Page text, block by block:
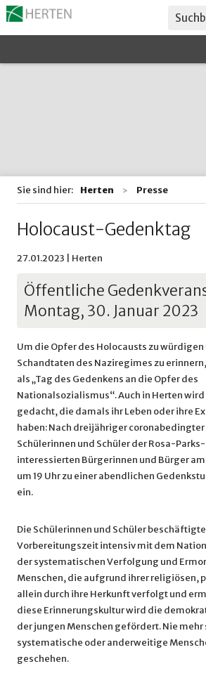
Sie sind hier: Herten Presse
Holocaust-Gedenktag
27.01.2023 | Herten
Öffentliche
Montag, 30. Januar 2023
Um die Opfer des Holocausts zu würdigen
Schandtaten des Naziregimes zu
als „Tag des Gedenkens an die Opfer des
Nationalsozialismus“. Auch in Herten
gedacht, die damals ihr Leben oder ihre
haben: Nach dreijähriger coronabedingter
Schülerinnen und Schüler der Rosa-
interessierten Bürgerinnen und Bürger
um 19 Uhr zu einer abendlichen
ein.
Die Schülerinnen und Schüler
Vorbereitungszeit intensiv mit dem
der systematischen Verfolgung und
Menschen, die aufgrund ihrer religiösen,
allein durch ihre Herkunft verfolgt und
diese Erinnerungskultur wird die
der jungen Menschen gefördert. Nie mehr
systematische oder anderweitige
geschehen.